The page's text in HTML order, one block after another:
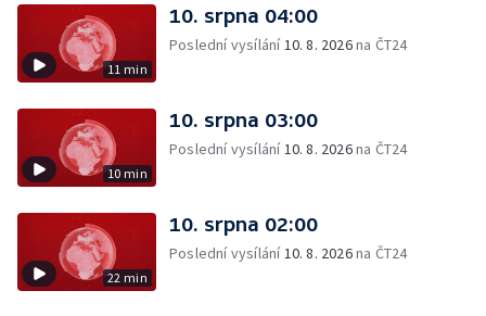
11 min
10. srpna 04:00
Poslední vysílání10. 8. 2026na ČT24
10 min
10. srpna 03:00
Poslední vysílání10. 8. 2026na ČT24
22 min
10. srpna 02:00
Poslední vysílání10. 8. 2026na ČT24